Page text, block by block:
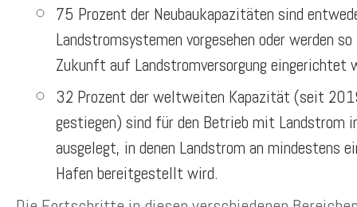
75 Prozent der Neubaukapazitäten sind
Landstromsystemen vorgesehen oder werden
Zukunft auf Landstromversorgung eingerichtet
32 Prozent der weltweiten Kapazität (seit
gestiegen) sind für den Betrieb mit Landstrom
ausgelegt, in denen Landstrom an mindestens
Hafen bereitgestellt wird.